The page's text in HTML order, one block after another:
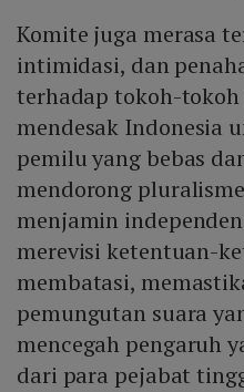
Komite juga merasa
intimidasi, dan
terhadap tokoh-
mendesak Indonesia
pemilu yang bebas
mendorong
menjamin
merevisi ketentuan-
membatasi,
pemungutan suara
mencegah pengaruh
dari para pejabat